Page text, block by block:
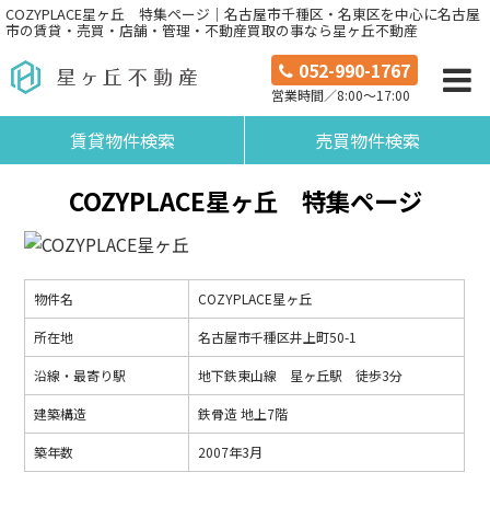
COZYPLACE星ヶ丘 特集ページ｜名古屋市千種区・名東区を中心に名古屋
市の賃貸・売買・店舗・管理・不動産買取の事なら星ヶ丘不動産
052-990-1767
営業時間／8:00～17:00
賃貸物件検索 売買物件検索
COZYPLACE星ヶ丘 特集ページ
物件名 COZYPLACE星ヶ丘
所在地 名古屋市千種区井上町50-1
沿線・最寄り駅 地下鉄東山線 星ヶ丘駅 徒歩3分
建築構造 鉄骨造 地上7階
築年数 2007年3月